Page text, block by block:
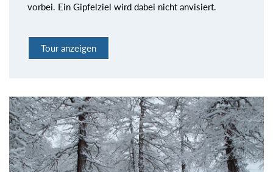
vorbei. Ein Gipfelziel wird dabei nicht anvisiert.
Tour anzeigen